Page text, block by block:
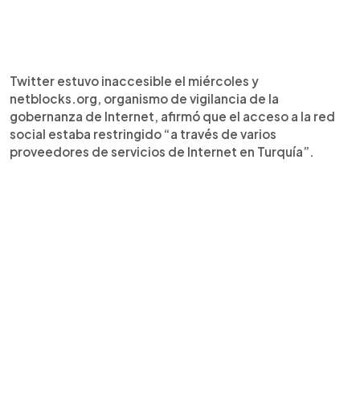
Twitter estuvo inaccesible el miércoles y
netblocks.org, organismo de vigilancia de la
gobernanza de Internet, afirmó que el acceso a la red
social estaba restringido “a través de varios
proveedores de servicios de Internet en Turquía”.